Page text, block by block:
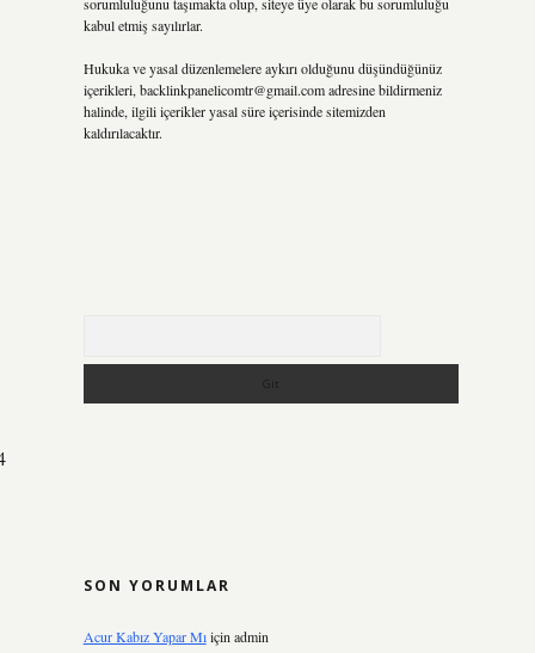
kabul etmiş sayılırlar.
Hukuka ve yasal düzenlemelere aykırı olduğunu düşündüğünüz
içerikleri, backlinkpanelicomtr@gmail.comadresine bildirmeniz
halinde, ilgili içerikler yasal süre içerisinde sitemizden
kaldırılacaktır.
SON YORUMLAR
Acur Kabız Yapar Mıiçin admin